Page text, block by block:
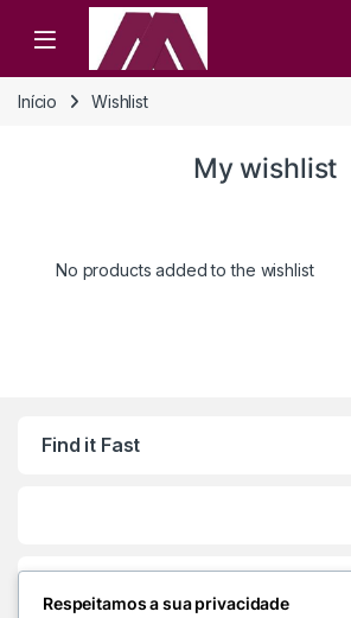
Open
Início Wishlist
My wishlist
No products added to the wishlist
Find it Fast
Respeitamos a sua privacidade